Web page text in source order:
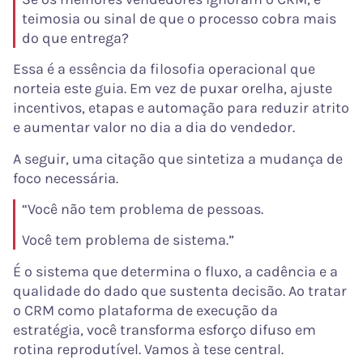
teimosia ou sinal de que o processo cobra mais
do que entrega?
Essa é a essência da filosofia operacional que
norteia este guia. Em vez de puxar orelha, ajuste
incentivos, etapas e automação para reduzir atrito
e aumentar valor no dia a dia do vendedor.
A seguir, uma citação que sintetiza a mudança de
foco necessária.
“Você não tem problema de pessoas.
Você tem problema de sistema.”
É o sistema que determina o fluxo, a cadência e a
qualidade do dado que sustenta decisão. Ao tratar
o CRM como plataforma de execução da
estratégia, você transforma esforço difuso em
rotina reprodutível. Vamos à tese central.